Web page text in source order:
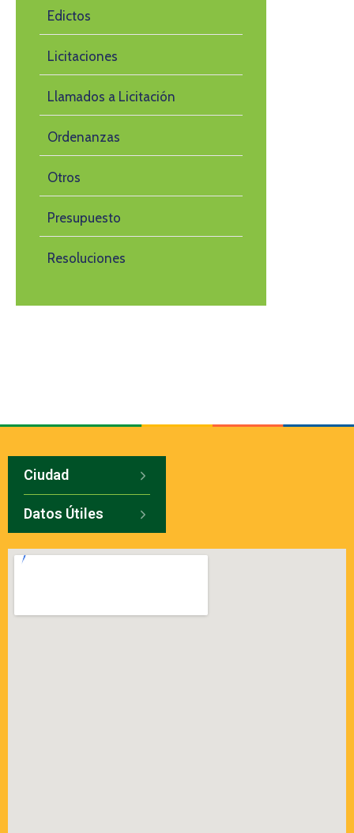
Edictos
Licitaciones
Llamados a Licitación
Ordenanzas
Otros
Presupuesto
Resoluciones
Ciudad
Datos Útiles